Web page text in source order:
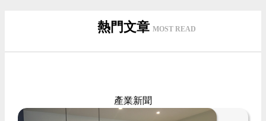
熱門文章 MOST READ
產業新聞